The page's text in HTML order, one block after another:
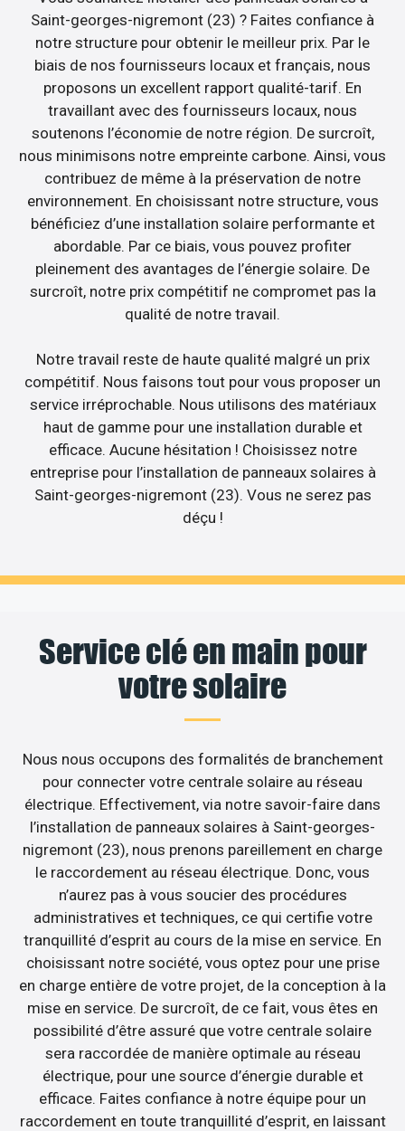
Saint-georges-nigremont (23) ? Faites confiance à
notre structure pour obtenir le meilleur prix. Par le
biais de nos fournisseurs locaux et français, nous
proposons un excellent rapport qualité-tarif. En
travaillant avec des fournisseurs locaux, nous
soutenons l’économie de notre région. De surcroît,
nous minimisons notre empreinte carbone. Ainsi, vous
contribuez de même à la préservation de notre
environnement. En choisissant notre structure, vous
bénéficiez d’une installation solaire performante et
abordable. Par ce biais, vous pouvez profiter
pleinement des avantages de l’énergie solaire. De
surcroît, notre prix compétitif ne compromet pas la
qualité de notre travail.
Notre travail reste de haute qualité malgré un prix
compétitif. Nous faisons tout pour vous proposer un
service irréprochable. Nous utilisons des matériaux
haut de gamme pour une installation durable et
efficace. Aucune hésitation ! Choisissez notre
entreprise pour l’installation de panneaux solaires à
Saint-georges-nigremont (23). Vous ne serez pas
déçu !
Service clé en main pour
votre solaire
Nous nous occupons des formalités de branchement
pour connecter votre centrale solaire au réseau
électrique. Effectivement, via notre savoir-faire dans
l’installation de panneaux solaires à Saint-georges-
nigremont (23), nous prenons pareillement en charge
le raccordement au réseau électrique. Donc, vous
n’aurez pas à vous soucier des procédures
administratives et techniques, ce qui certifie votre
tranquillité d’esprit au cours de la mise en service. En
choisissant notre société, vous optez pour une prise
en charge entière de votre projet, de la conception à la
mise en service. De surcroît, de ce fait, vous êtes en
possibilité d’être assuré que votre centrale solaire
sera raccordée de manière optimale au réseau
électrique, pour une source d’énergie durable et
efficace. Faites confiance à notre équipe pour un
raccordement en toute tranquillité d’esprit, en laissant